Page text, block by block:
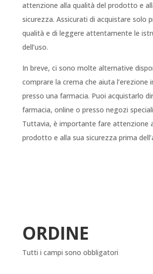
attenzione alla qualità del prodotto e
sicurezza. Assicurati di acquistare solo
qualità e di leggere attentamente le
dell’uso.
In breve, ci sono molte alternative
comprare la crema che aiuta l’erezione
presso una farmacia. Puoi acquistarlo
farmacia, online o presso negozi
Tuttavia, è importante fare attenzione
prodotto e alla sua sicurezza prima
ORDINE
Tutti i campi sono obbligatori